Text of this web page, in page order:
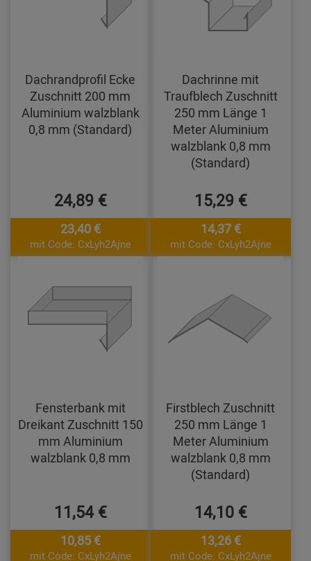
Dachrandprofil Ecke
Zuschnitt 200 mm
Aluminium walzblank
0,8 mm (Standard)
24,89 €
23,40 €
mit Code: CxLyh2Ajne
Dachrinne mit
Traufblech Zuschnitt
250 mm Länge 1
Meter Aluminium
walzblank 0,8 mm
(Standard)
15,29 €
14,37 €
mit Code: CxLyh2Ajne
Fensterbank mit
Dreikant Zuschnitt 150
mm Aluminium
walzblank 0,8 mm
11,54 €
10,85 €
mit Code: CxLyh2Ajne
Firstblech Zuschnitt
250 mm Länge 1
Meter Aluminium
walzblank 0,8 mm
(Standard)
14,10 €
13,26 €
mit Code: CxLyh2Ajne